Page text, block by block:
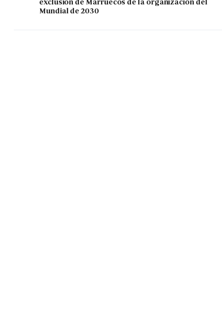
exclusión de Marruecos de la organización del
Mundial de 2030